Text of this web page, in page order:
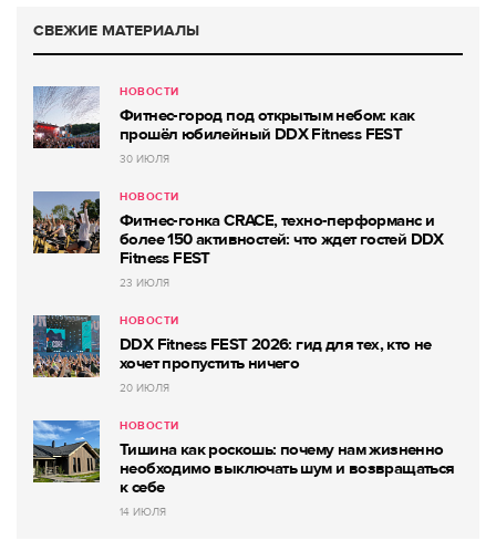
СВЕЖИЕ МАТЕРИАЛЫ
НОВОСТИ
Фитнес-город под открытым небом: как
прошёл юбилейный DDX Fitness FEST
30 ИЮЛЯ
НОВОСТИ
Фитнес-гонка CRACE, техно-перформанс и
более 150 активностей: что ждет гостей DDX
Fitness FEST
23 ИЮЛЯ
НОВОСТИ
DDX Fitness FEST 2026: гид для тех, кто не
хочет пропустить ничего
20 ИЮЛЯ
НОВОСТИ
Тишина как роскошь: почему нам жизненно
необходимо выключать шум и возвращаться
к себе
14 ИЮЛЯ